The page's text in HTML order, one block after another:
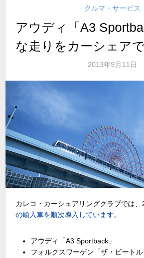
クルマ・サービス
アウディ「A3
な走りをカーシェアで
2013年9月11日
カレコ・カーシェアリングクラブでは、
の輸入車を順次導入しています。
アウディ「A3 Sportback」
フォルクスワーゲン「ザ・ビートル